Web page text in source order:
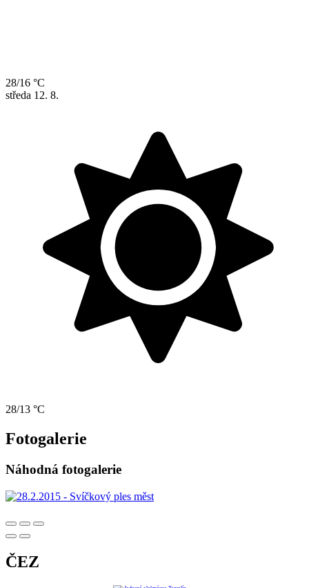
28/16 °C
středa 12. 8.
28/13 °C
Fotogalerie
Náhodná fotogalerie
ČEZ